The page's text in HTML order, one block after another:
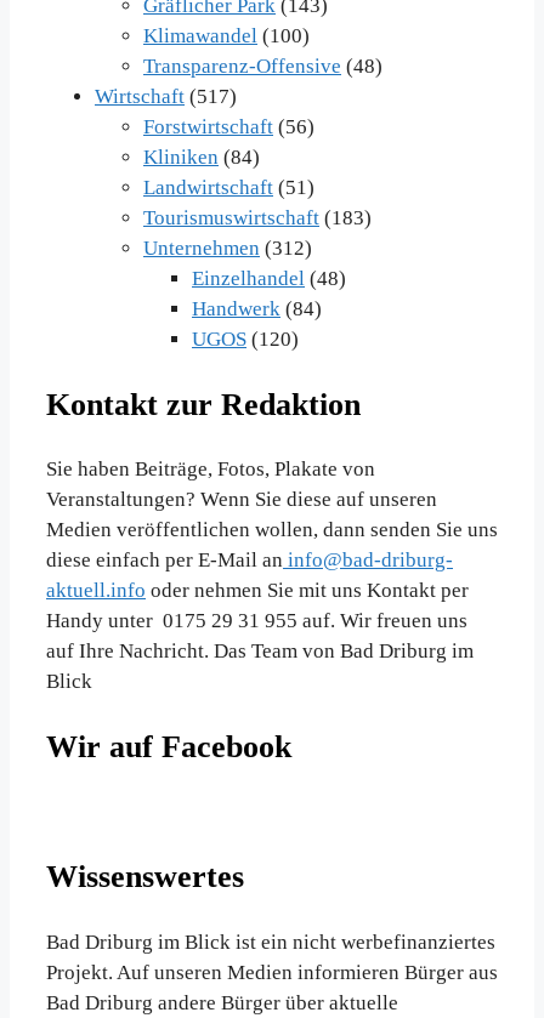
Gräflicher Park (143)
Klimawandel (100)
Transparenz-Offensive (48)
Wirtschaft (517)
Forstwirtschaft (56)
Kliniken (84)
Landwirtschaft (51)
Tourismuswirtschaft (183)
Unternehmen (312)
Einzelhandel (48)
Handwerk (84)
UGOS (120)
Kontakt zur Redaktion
Sie haben Beiträge, Fotos, Plakate von
Veranstaltungen? Wenn Sie diese auf unseren
Medien veröffentlichen wollen, dann senden Sie uns
diese einfach per E-Mail an info@bad-driburg-
aktuell.info oder nehmen Sie mit uns Kontakt per
Handy unter 0175 29 31 955 auf. Wir freuen uns
auf Ihre Nachricht. Das Team von Bad Driburg im
Blick
Wir auf Facebook
Wissenswertes
Bad Driburg im Blick ist ein nicht werbefinanziertes
Projekt. Auf unseren Medien informieren Bürger aus
Bad Driburg andere Bürger über aktuelle